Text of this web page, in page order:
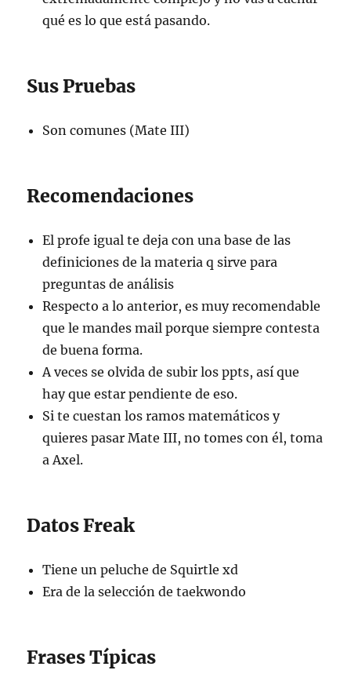
qué es lo que está pasando.
Sus Pruebas
Son comunes (Mate III)
Recomendaciones
El profe igual te deja con una base de las
definiciones de la materia q sirve para
preguntas de análisis
Respecto a lo anterior, es muy recomendable
que le mandes mail porque siempre contesta
de buena forma.
A veces se olvida de subir los ppts, así que
hay que estar pendiente de eso.
Si te cuestan los ramos matemáticos y
quieres pasar Mate III, no tomes con él, toma
a Axel.
Datos Freak
Tiene un peluche de Squirtle xd
Era de la selección de taekwondo
Frases Típicas